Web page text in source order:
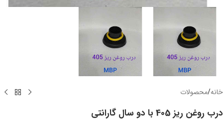
خانه/محصولات
درب روغن ریز 405 با دو سال گارانتی